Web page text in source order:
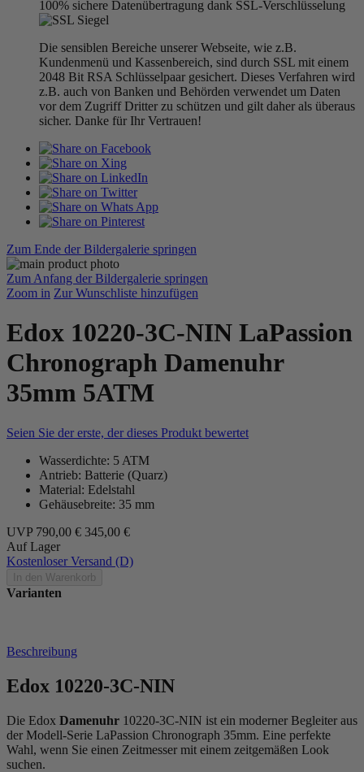
100% sichere Datenübertragung dank SSL-Verschlüsselung
Die sensiblen Bereiche unserer Webseite, wie z.B.
Kundenmenü und Kassenbereich, sind durch SSL mit einem
2048 Bit RSA Schlüsselpaar gesichert. Dieses Verfahren wird
z.B. auch von Banken und Behörden verwendet um Daten
vor dem Zugriff Dritter zu schützen und gilt daher als überaus
sicher. Danke für Ihr Vertrauen!
Zum Ende der Bildergalerie springen
Zum Anfang der Bildergalerie springen
Zoom in Zur Wunschliste hinzufügen
Edox 10220-3C-NIN LaPassion
Chronograph Damenuhr
35mm 5ATM
Seien Sie der erste, der dieses Produkt bewertet
Wasserdichte: 5 ATM
Antrieb: Batterie (Quarz)
Material: Edelstahl
Gehäusebreite: 35 mm
UVP 790,00 € 345,00 €
Auf Lager
Kostenloser Versand (D)
In den Warenkorb
Varianten
Beschreibung
Edox 10220-3C-NIN
Die Edox Damenuhr 10220-3C-NIN ist ein moderner Begleiter aus
der Modell-Serie LaPassion Chronograph 35mm. Eine perfekte
Wahl, wenn Sie einen Zeitmesser mit einem zeitgemäßen Look
suchen.